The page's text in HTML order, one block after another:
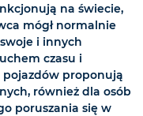
na świecie,
mógł normalnie
i innych
czasu i
proponują
również dla osób
poruszania się w